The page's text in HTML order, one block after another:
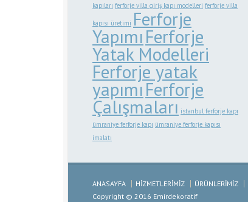
kapıları ferforje villa giriş kapı modelleri ferforje villa
kapısı üretimi Ferforje
YapımıFerforje
Yatak Modelleri
Ferforje yatak
yapımıFerforje
Çalışmaları istanbul ferforje kapı
ümraniye ferforje kapı ümraniye ferforje kapısı
imalatı
ANASAYFA HİZMETLERİMİZ ÜRÜNLERİMİZ
Copyright © 2016 Emirdekoratif